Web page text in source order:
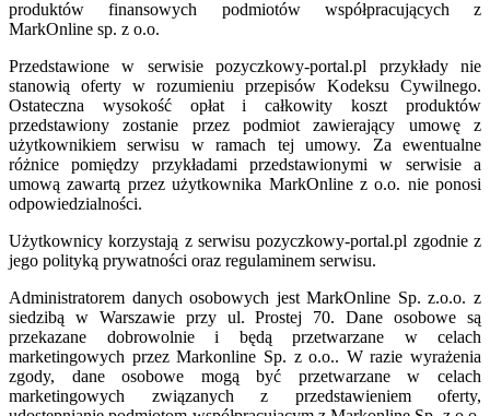
produktów finansowych podmiotów współpracujących z
MarkOnline sp. z o.o.
Przedstawione w serwisie pozyczkowy-portal.pl przykłady nie
stanowią oferty w rozumieniu przepisów Kodeksu Cywilnego.
Ostateczna wysokość opłat i całkowity koszt produktów
przedstawiony zostanie przez podmiot zawierający umowę z
użytkownikiem serwisu w ramach tej umowy. Za ewentualne
różnice pomiędzy przykładami przedstawionymi w serwisie a
umową zawartą przez użytkownika MarkOnline z o.o. nie ponosi
odpowiedzialności.
Użytkownicy korzystają z serwisu pozyczkowy-portal.pl zgodnie z
jego polityką prywatności oraz regulaminem serwisu.
Administratorem danych osobowych jest MarkOnline Sp. z.o.o. z
siedzibą w Warszawie przy ul. Prostej 70. Dane osobowe są
przekazane dobrowolnie i będą przetwarzane w celach
marketingowych przez Markonline Sp. z o.o.. W razie wyrażenia
zgody, dane osobowe mogą być przetwarzane w celach
marketingowych związanych z przedstawieniem oferty,